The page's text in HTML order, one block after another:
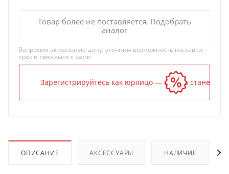
Товар более не поставляется. Подобрать
аналог
Запросим актуальную цену, уточним возможность поставки,
срок и свяжемся с вами
Зарегистрируйтесь как юрлицо — и цена станет
ОПИСАНИЕ АКСЕССУАРЫ НАЛИЧИЕ